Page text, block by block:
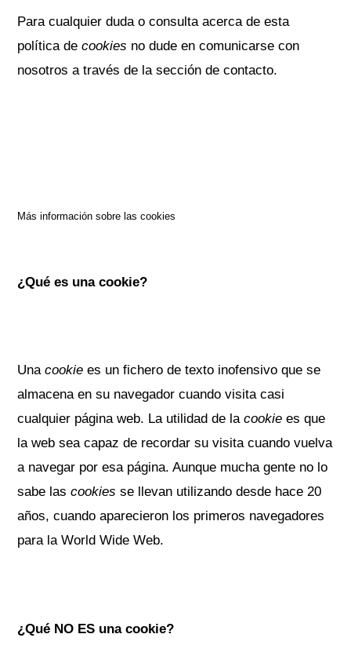
Para cualquier duda o consulta acerca de esta
política decookies no dude en comunicarse con
nosotros a través de la sección de contacto.
Más información sobre las cookies
¿Qué es una cookie?
Unacookie es un fichero de texto inofensivo que se
almacena en su navegador cuando visita casi
cualquier página web. La utilidad de lacookie es que
la web sea capaz de recordar su visita cuando vuelva
a navegar por esa página. Aunque mucha gente no lo
sabe lascookies se llevan utilizando desde hace 20
años, cuando aparecieron los primeros navegadores
para la World Wide Web.
¿Qué NO ES una cookie?